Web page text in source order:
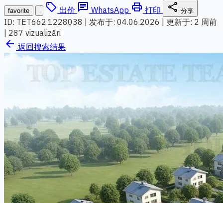
favorite local_offer 出价 chat WhatsApp print 打印 share 分享
ID: TET662.1228038 | 发布于: 04.06.2026 | 更新于: 2 周前
| 287 vizualizări
arrow_back 返回搜索结果